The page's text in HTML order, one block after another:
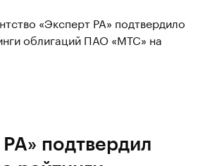
«Эксперт РА» подтвердило
облигаций ПАО «МТС» на
подтвердил